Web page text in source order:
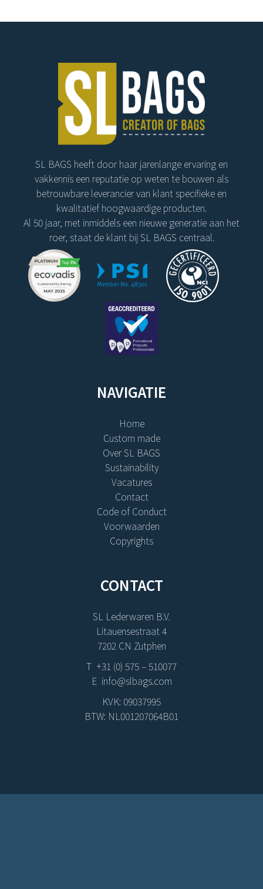
SL BAGS heeft door haar jarenlange ervaring en
vakkennis een reputatie op weten te bouwen als
betrouwbare leverancier van klant specifieke en
kwalitatief hoogwaardige producten.
Al 50 jaar, met inmiddels een nieuwe generatie aan het
roer, staat de klant bij SL BAGS centraal.
NAVIGATIE
Home
Custom made
Over SL BAGS
Sustainability
Vacatures
Contact
Code of Conduct
Voorwaarden
Copyrights
CONTACT
SL Lederwaren B.V.
Litauensestraat 4
7202 CN Zutphen
T +31 (0) 575 – 510077
E info@slbags.com
KVK: 09037995
BTW: NL001207064B01